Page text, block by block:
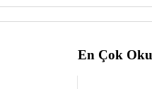
En Çok